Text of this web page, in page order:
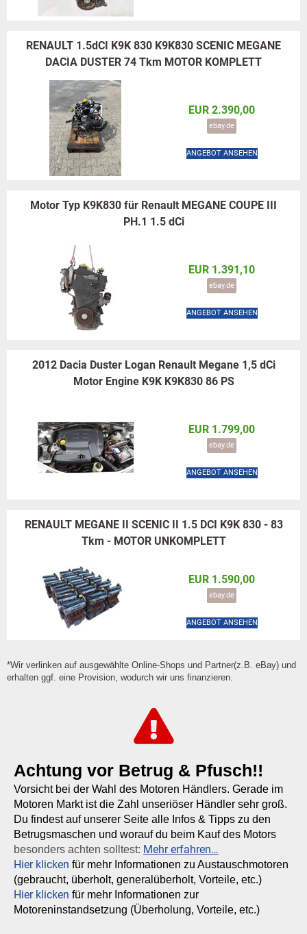
RENAULT 1.5dCI K9K 830 K9K830 SCENIC MEGANE
DACIA DUSTER 74 Tkm MOTOR KOMPLETT
EUR 2.390,00
ebay.de
ANGEBOT ANSEHEN
Motor Typ K9K830 für Renault MEGANE COUPE III
PH.1 1.5 dCi
EUR 1.391,10
ebay.de
ANGEBOT ANSEHEN
2012 Dacia Duster Logan Renault Megane 1,5 dCi
Motor Engine K9K K9K830 86 PS
EUR 1.799,00
ebay.de
ANGEBOT ANSEHEN
RENAULT MEGANE II SCENIC II 1.5 DCI K9K 830 - 83
Tkm - MOTOR UNKOMPLETT
EUR 1.590,00
ebay.de
ANGEBOT ANSEHEN
*Wir verlinken auf ausgewählte Online-Shops und Partner(z.B. eBay) und
erhalten ggf. eine Provision, wodurch wir uns finanzieren.
Achtung vor Betrug & Pfusch!!
Vorsicht bei der Wahl des Motoren Händlers. Gerade im
Motoren Markt ist die Zahl unseriöser Händler sehr groß.
Du findest auf unserer Seite alle Infos & Tipps zu den
Betrugsmaschen und worauf du beim Kauf des Motors
besonders achten solltest: Mehr erfahren…
Hier klicken für mehr Informationen zu Austauschmotoren
(gebraucht, überholt, generalüberholt, Vorteile, etc.)
Hier klicken für mehr Informationen zur
Motoreninstandsetzung (Überholung, Vorteile, etc.)